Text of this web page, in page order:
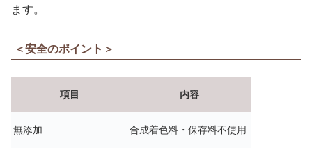
ます。
＜安全のポイント＞
項目 内容
無添加 合成着色料・保存料不使用